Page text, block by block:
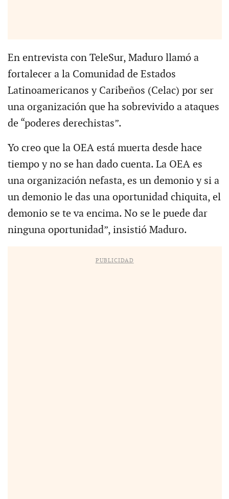
En entrevista con TeleSur, Maduro llamó a
fortalecer a la Comunidad de Estados
Latinoamericanos y Caribeños (Celac) por ser
una organización que ha sobrevivido a ataques
de “poderes derechistas”.
Yo creo que la OEA está muerta desde hace
tiempo y no se han dado cuenta. La OEA es
una organización nefasta, es un demonio y si a
un demonio le das una oportunidad chiquita, el
demonio se te va encima. No se le puede dar
ninguna oportunidad”, insistió Maduro.
PUBLICIDAD